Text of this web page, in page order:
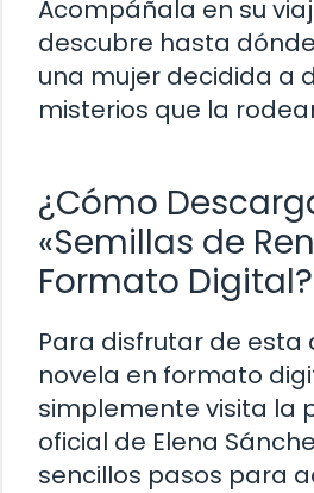
Acompáñala en su
descubre hasta
una mujer decidida a
misterios que la
¿Cómo
«Semillas de
Formato Digital?
Para disfrutar de esta
novela en formato
simplemente visita la
oficial de Elena
sencillos pasos para